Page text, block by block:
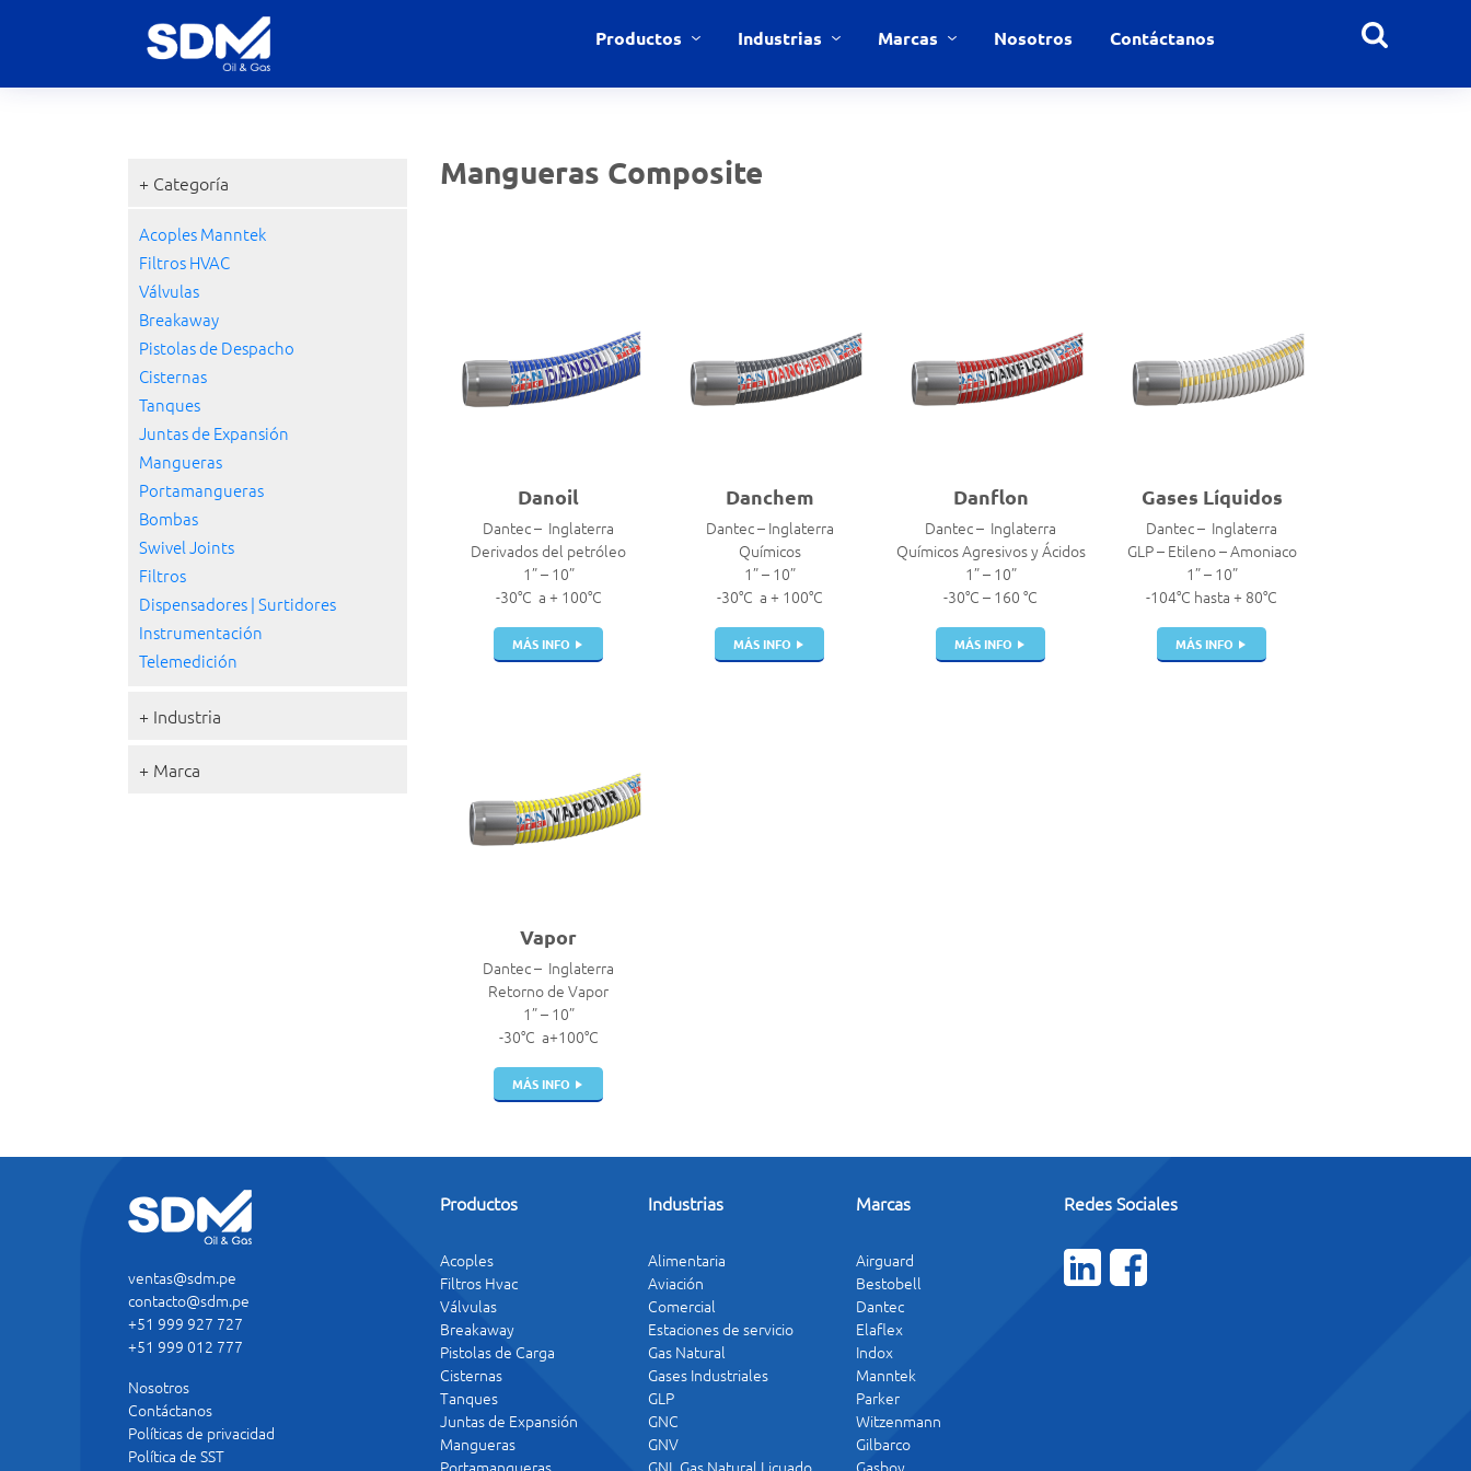
Productos Industrias Marcas Nosotros Contáctanos
+ Categoría
Acoples Manntek
Filtros HVAC
Válvulas
Breakaway
Pistolas de Despacho
Cisternas
Tanques
Juntas de Expansión
Mangueras
Portamangueras
Bombas
Swivel Joints
Filtros
Dispensadores | Surtidores
Instrumentación
Telemedición
+ Industria
+ Marca
Mangueras Composite
Danoil
Dantec – Inglaterra
Derivados del petróleo
1” – 10”
-30°C a + 100°C
MÁS INFO
Danchem
Dantec – Inglaterra
Químicos
1” – 10”
-30°C a + 100°C
MÁS INFO
Danflon
Dantec – Inglaterra
Químicos Agresivos y Ácidos
1” – 10”
-30°C – 160 °C
MÁS INFO
Gases Líquidos
Dantec – Inglaterra
GLP – Etileno – Amoniaco
1” – 10”
-104°C hasta + 80°C
MÁS INFO
Vapor
Dantec – Inglaterra
Retorno de Vapor
1” – 10”
-30°C a+100°C
MÁS INFO
ventas@sdm.pe
contacto@sdm.pe
+51 999 927 727
+51 999 012 777
Nosotros
Contáctanos
Políticas de privacidad
Política de SST
Productos
Acoples
Filtros Hvac
Válvulas
Breakaway
Pistolas de Carga
Cisternas
Tanques
Juntas de Expansión
Mangueras
Portamangueras
Industrias
Alimentaria
Aviación
Comercial
Estaciones de servicio
Gas Natural
Gases Industriales
GLP
GNC
GNV
GNL Gas Natural Licuado
Marcas
Airguard
Bestobell
Dantec
Elaflex
Indox
Manntek
Parker
Witzenmann
Gilbarco
Gasboy
Redes Sociales